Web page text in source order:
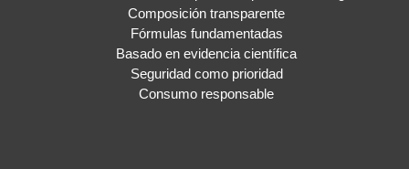
Composición transparente
Fórmulas fundamentadas
Basado en evidencia científica
Seguridad como prioridad
Consumo responsable